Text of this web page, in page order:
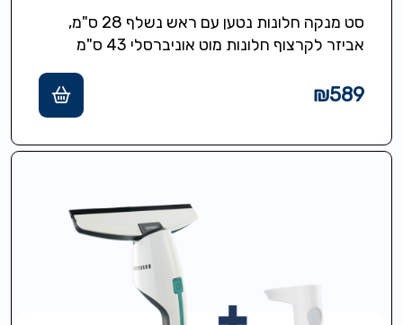
סט מנקה חלונות נטען עם ראש נשלף 28 ס"מ,
אביזר לקרצוף חלונות מוט אוניברסלי 43 ס"מ
₪589